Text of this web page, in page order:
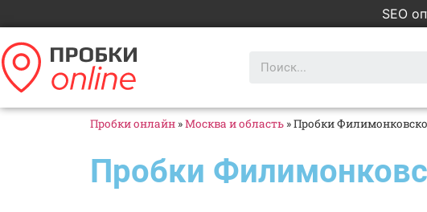
SEO
Пробки онлайн »Москва и область »Пробки
Пробки